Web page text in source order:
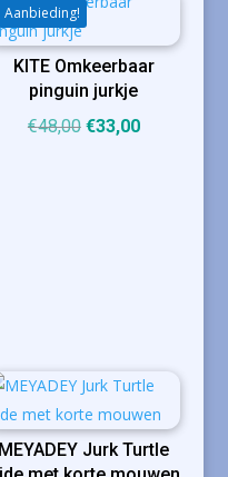
Aanbieding!
KITE Omkeerbaar
pinguin jurkje
€48,00 Oorspronkelijke
€33,00Huidige
MEYADEY Jurk Turtle